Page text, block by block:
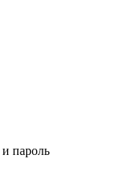
пароль